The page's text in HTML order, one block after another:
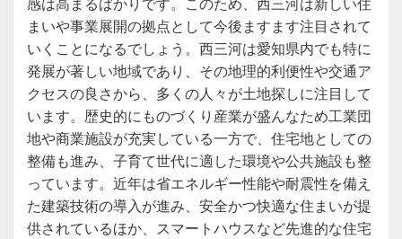
まいや事業展開の拠点として今後ますます注目されて
いくことになるでしょう。西三河は愛知県内でも特に
発展が著しい地域であり、その地理的利便性や交通ア
クセスの良さから、多くの人々が土地探しに注目して
います。歴史的にものづくり産業が盛んなため工業団
地や商業施設が充実している一方で、住宅地としての
整備も進み、子育て世代に適した環境や公共施設も整
っています。近年は省エネルギー性能や耐震性を備え
た建築技術の導入が進み、安全かつ快適な住まいが提
供されているほか、スマートハウスなど先進的な住宅